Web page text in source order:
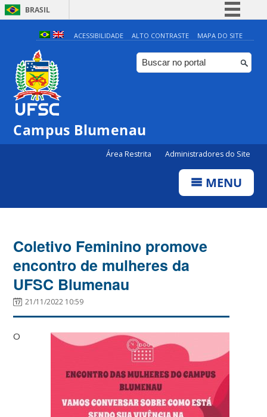
BRASIL
Simplifique!
Comunica BR
Participe
ACESSIBILIDADE ALTO CONTRASTE MAPA DO SITE
Campus Blumenau
Área Restrita Administradores do Site
MENU
Coletivo Feminino promove
encontro de mulheres da
UFSC Blumenau
21/11/2022 10:59
O